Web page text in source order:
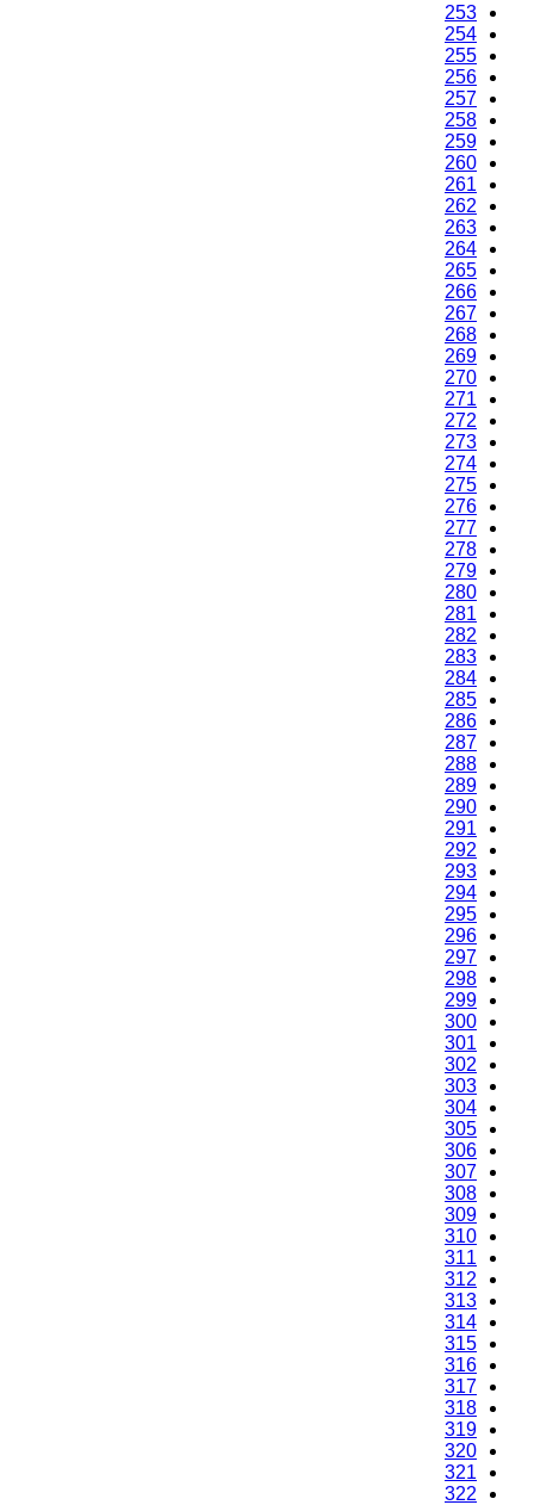
251
252
253
254
255
256
257
258
259
260
261
262
263
264
265
266
267
268
269
270
271
272
273
274
275
276
277
278
279
280
281
282
283
284
285
286
287
288
289
290
291
292
293
294
295
296
297
298
299
300
301
302
303
304
305
306
307
308
309
310
311
312
313
314
315
316
317
318
319
320